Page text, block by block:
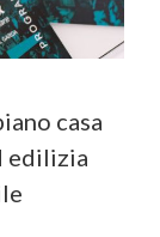
casa
edilizia